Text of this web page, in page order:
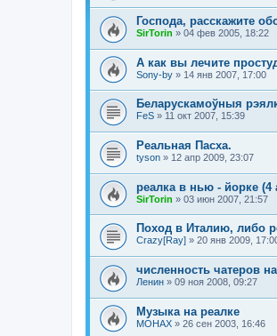
Господа, расскажите
SirTorin » 04 фев 2005, 18:22
А как вы лечите
Sony-by » 14 янв 2007, 17:00
Беларускамоўныя
FeS » 11 окт 2007, 15:39
Реальная Пасха.
tyson » 12 апр 2009, 23:07
реалка в нью - йорке (4
SirTorin » 03 июн 2007, 21:57
Поход в Италию, либо
Crazy[Ray] » 20 янв 2009,
численность чатеров
Ленин » 09 ноя 2008, 09:27
Музыка на реалке
MOHAX » 26 сен 2003, 16:46